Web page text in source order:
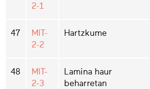
2-1
47
MIT-
2-2
Hartzkume
48
MIT-
2-3
Lamina haur
beharretan